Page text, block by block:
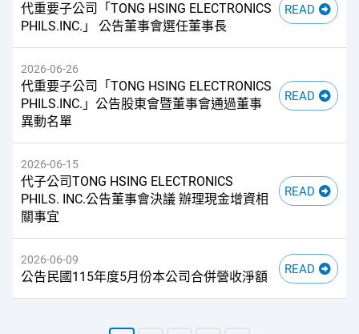
代重要子公司「TONG HSING ELECTRONICS
PHILS.INC.」 公告董事會選任董事長
2026-06-26
代重要子公司「TONG HSING ELECTRONICS
PHILS.INC.」公告股東會暨董事會通過董事
異動名單
2026-06-15
代子公司TONG HSING ELECTRONICS
PHILS. INC.公告董事會決議 辦理現金增資相
關事宜
2026-06-09
公告民國115年度5月份本公司合併營收淨額